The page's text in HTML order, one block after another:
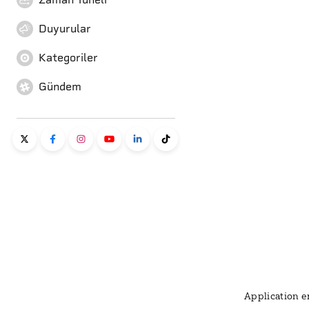
Duyurular
Kategoriler
Gündem
Application